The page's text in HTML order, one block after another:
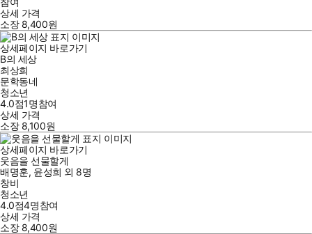
상세 가격
소장 8,400원
상세페이지 바로가기
B의 세상
최상희
문학동네
청소년
4.0점1명참여
상세 가격
소장 8,100원
상세페이지 바로가기
웃음을 선물할게
배명훈, 윤성희 외 8명
창비
청소년
4.0점4명참여
상세 가격
소장 8,400원